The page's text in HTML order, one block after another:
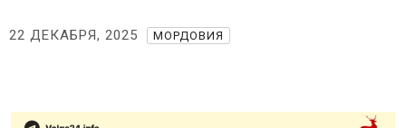
22 ДЕКАБРЯ, 2025 МОРДОВИЯ